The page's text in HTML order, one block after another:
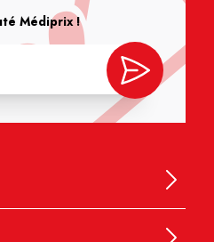
Médiprix !